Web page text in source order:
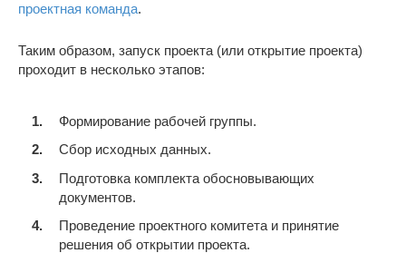
проектная команда.
Таким образом, запуск проекта (или открытие проекта)
проходит в несколько этапов:
Формирование рабочей группы.
Сбор исходных данных.
Подготовка комплекта обосновывающих
документов.
Проведение проектного комитета и принятие
решения об открытии проекта.